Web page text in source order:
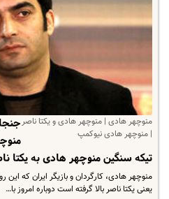
منوچهر هادی | منوچهر هادی و یکتا ناصر
| منوچهر هادی نیوکمپ
تیکه سنگین منوچهر هادی به یکتا
منوچهر هادی، کارگردان و بازیگر ایران که
یعنی یکتا ناصر بالا گرفته است دوباره امروز با…